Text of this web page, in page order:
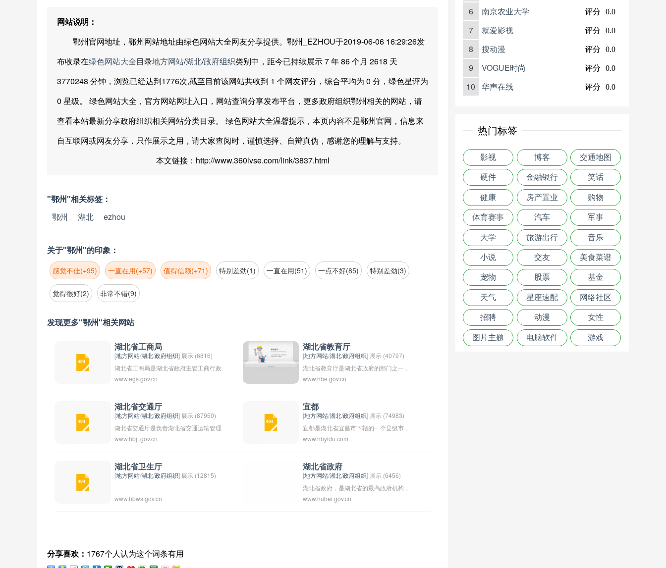
网站说明：
鄂州官网地址，鄂州网站地址由绿色网站大全网友分享提供。鄂州_EZHOU于2019-06-06 16:29:26发
布收录在绿色网站大全目录地方网站/湖北/政府组织类别中，距今已持续展示 7 年 86 个月 2618 天
3770248 分钟，浏览已经达到1776次,截至目前该网站共收到 1 个网友评分，综合平均为 0 分，绿色星评为
0 星级。 绿色网站大全，官方网站网址入口，网站查询分享发布平台，更多政府组织鄂州相关的网站，请
查看本站最新分享政府组织相关网站分类目录。 绿色网站大全温馨提示，本页内容不是鄂州官网，信息来
自互联网或网友分享，只作展示之用，请大家查阅时，谨慎选择、自辩真伪，感谢您的理解与支持。
本文链接：http://www.360lvse.com/link/3837.html
"鄂州"相关标签：
鄂州
湖北 ezhou
关于"鄂州"的印象：
感觉不佳(+95) 一直在用(+57) 值得信赖(+71) 特别差劲(1) 一直在用(51) 一点不好(85) 特别差劲(3)
觉得很好(2) 非常不错(9)
发现更多"鄂州"相关网站
湖北省工商局
[地方网站/湖北/政府组织] 展示 (6816)
湖北省工商局是湖北省政府主管工商行政
管理工作的部门，负责指导和管理本省内
记、监督和管理等工作。湖北省工商局的
职责包括审批工商登记、监督市场秩序、
保护消费者权益、管理商标专利、打击侵
权盗版等经济活动相关的法律法规。
www.egs.gov.cn
湖北省教育厅
[地方网站/湖北/政府组织] 展示 (40797)
湖北省教育厅是湖北省政府的部门之一，
负责统筹和管理湖北省教育工作。其主要
改革和发展，监督学校教育质量，推动教
育公平，促进学生全面发展等。湖北省教
育厅的宗旨是为了提高全省教育的质量和
水平，促进教育公平和社会进步，助力湖
www.hbe.gov.cn
湖北省交通厅
[地方网站/湖北/政府组织] 展示 (87950)
湖北省交通厅是负责湖北省交通运输管理
和规划的部门。该厅负责制定交通发展规
输安全等工作。湖北省交通厅的宗旨是为
人民群众提供更加安全、便捷、高效的交
门，致力于促进湖北省交通事业的发展和
www.hbjt.gov.cn
宜都
[地方网站/湖北/政府组织] 展示 (74983)
宜都是湖北省宜昌市下辖的一个县级市，
位于湖北省西南部，坐落在长江和涪陵河
武陵区，西靠长阳土家族自治县，北与枝
江市相邻。宜都市是一个历史悠久的文化
古城，也是一座风景秀丽的湖北省级风景
名胜区。
www.hbyidu.com
湖北省卫生厅
[地方网站/湖北/政府组织] 展示 (12815)
www.hbws.gov.cn
湖北省政府
[地方网站/湖北/政府组织] 展示 (6456)
湖北省政府，是湖北省的最高政府机构，
负责领导和管理湖北省的政治、经济、社
www.hubei.gov.cn
分享喜欢： 1767个人认为这个词条有用
6 南京农业大学 评分 0.0
7 就爱影视 评分 0.0
8 搜动漫 评分 0.0
9 VOGUE时尚 评分 0.0
10 华声在线 评分 0.0
热门标签
影视 博客 交通地图
硬件 金融银行 笑话
健康 房产置业 购物
体育赛事 汽车 军事
大学 旅游出行 音乐
小说 交友 美食菜谱
宠物 股票 基金
天气 星座速配 网络社区
招聘 动漫 女性
图片主题 电脑软件 游戏